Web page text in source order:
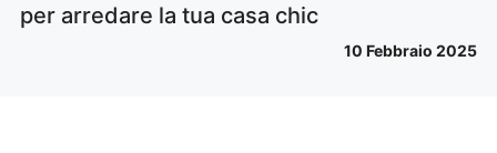
per arredare la tua casa chic
10 Febbraio 2025